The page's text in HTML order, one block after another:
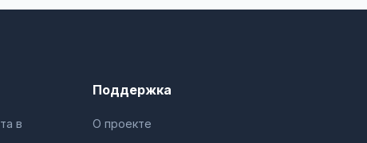
в
Поддержка
О проекте